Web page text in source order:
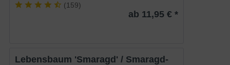
(159)
ab 11,95 € *
Lebensbaum 'Smaragd' / Smaragd-